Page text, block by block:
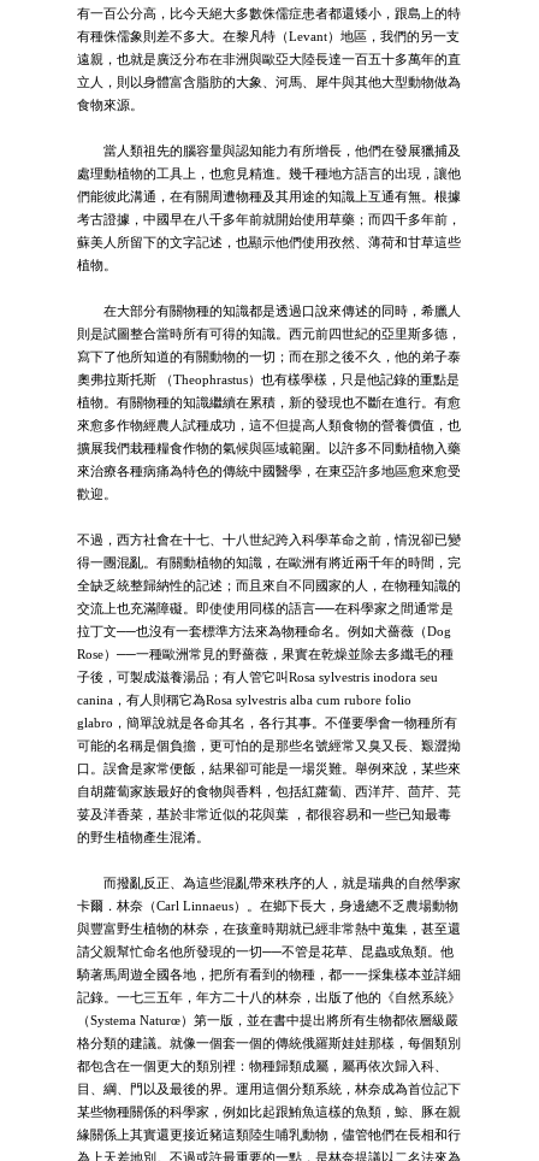
有一百公分高，比今天絕大多數侏儒症患者都還矮小，跟島上的特
有種侏儒象則差不多大。在黎凡特（Levant）地區，我們的另一支
遠親，也就是廣泛分布在非洲與歐亞大陸長達一百五十多萬年的直
立人，則以身體富含脂肪的大象、河馬、犀牛與其他大型動物做為
食物來源。
當人類祖先的腦容量與認知能力有所增長，他們在發展獵捕及
處理動植物的工具上，也愈見精進。幾千種地方語言的出現，讓他
們能彼此溝通，在有關周遭物種及其用途的知識上互通有無。根據
考古證據，中國早在八千多年前就開始使用草藥；而四千多年前，
蘇美人所留下的文字記述，也顯示他們使用孜然、薄荷和甘草這些
植物。
在大部分有關物種的知識都是透過口說來傳述的同時，希臘人
則是試圖整合當時所有可得的知識。西元前四世紀的亞里斯多德，
寫下了他所知道的有關動物的一切；而在那之後不久，他的弟子泰
奧弗拉斯托斯 （Theophrastus）也有樣學樣，只是他記錄的重點是
植物。有關物種的知識繼續在累積，新的發現也不斷在進行。有愈
來愈多作物經農人試種成功，這不但提高人類食物的營養價值，也
擴展我們栽種糧食作物的氣候與區域範圍。以許多不同動植物入藥
來治療各種病痛為特色的傳統中國醫學，在東亞許多地區愈來愈受
歡迎。
不過，西方社會在十七、十八世紀跨入科學革命之前，情況卻已變
得一團混亂。有關動植物的知識，在歐洲有將近兩千年的時間，完
全缺乏統整歸納性的記述；而且來自不同國家的人，在物種知識的
交流上也充滿障礙。即使使用同樣的語言──在科學家之間通常是
拉丁文──也沒有一套標準方法來為物種命名。例如犬薔薇（Dog
Rose）──一種歐洲常見的野薔薇，果實在乾燥並除去多纖毛的種
子後，可製成滋養湯品；有人管它叫Rosa sylvestris inodora seu
canina，有人則稱它為Rosa sylvestris alba cum rubore folio
glabro，簡單說就是各命其名，各行其事。不僅要學會一物種所有
可能的名稱是個負擔，更可怕的是那些名號經常又臭又長、艱澀拗
口。誤會是家常便飯，結果卻可能是一場災難。舉例來說，某些來
自胡蘿蔔家族最好的食物與香料，包括紅蘿蔔、西洋芹、茴芹、芫
荽及洋香菜，基於非常近似的花與葉 ，都很容易和一些已知最毒
的野生植物產生混淆。
而撥亂反正、為這些混亂帶來秩序的人，就是瑞典的自然學家
卡爾．林奈（Carl Linnaeus）。在鄉下長大，身邊總不乏農場動物
與豐富野生植物的林奈，在孩童時期就已經非常熱中蒐集，甚至還
請父親幫忙命名他所發現的一切──不管是花草、昆蟲或魚類。他
騎著馬周遊全國各地，把所有看到的物種，都一一採集樣本並詳細
記錄。一七三五年，年方二十八的林奈，出版了他的《自然系統》
（Systema Naturœ）第一版，並在書中提出將所有生物都依層級嚴
格分類的建議。就像一個套一個的傳統俄羅斯娃娃那樣，每個類別
都包含在一個更大的類別裡：物種歸類成屬，屬再依次歸入科、
目、綱、門以及最後的界。運用這個分類系統，林奈成為首位記下
某些物種關係的科學家，例如比起跟鮪魚這樣的魚類，鯨、豚在親
緣關係上其實還更接近豬這類陸生哺乳動物，儘管牠們在長相和行
為上天差地別。不過或許最重要的一點，是林奈提議以二名法來為